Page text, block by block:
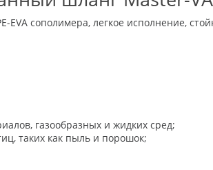
сополимера, легкое исполнение,
газообразных и жидких сред;
таких как пыль и порошок;